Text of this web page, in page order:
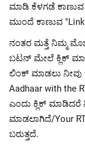
ಮಾಡಿ ಕೆಳಗಡೆ
ಮುಂದೆ ಕಾಣುವ
ನಂತರ ಮತ್ತೆ ನಿಮ್ಮ
ಬಟನ್ ಮೇಲೆ ಕ್ಲಿಕ್
ಲಿಂಕ್ ಮಾಡಲು ನೀವು
Aadhaar with the
ಎಂದು ಕ್ಲಿಕ್
ಮಾಡಲಾಗಿದೆ/Your
ಬರುತ್ತದೆ.